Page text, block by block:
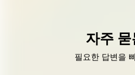
자주
필요한 답변을